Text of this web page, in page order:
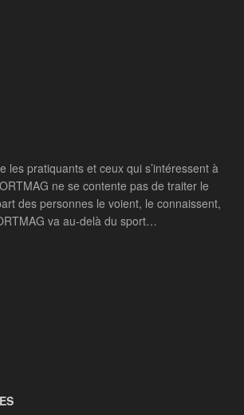
les pratiquants et ceux qui s’intéressent à
ne se contente pas de traiter le
des personnes le voient, le connaissent,
va au-delà du sport…